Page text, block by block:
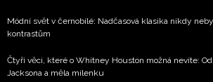
Módní svět v černobílé: Nadčasová klasika nikdy
kontrastům
Čtyři věci, které o Whitney Houston možná nevíte:
Jacksona a měla milenku